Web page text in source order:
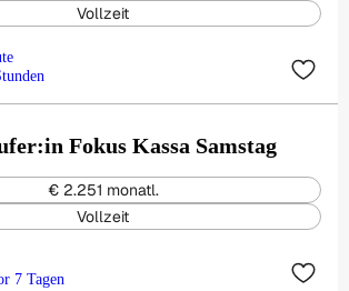
Vollzeit
Fokus Kassa Samstag
€ 2.251 monatl.
Vollzeit
7 Tagen